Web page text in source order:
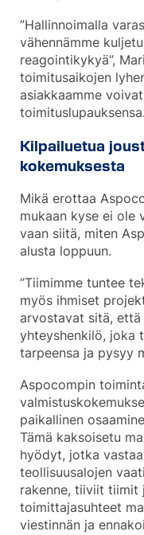
”Hallinnoimalla
vähennämme
reagointikykyä”,
toimitusaikojen
asiakkaamme
Kilpailuetua
kokemuksesta
Mikä erottaa
mukaan kyse ei ole
vaan siitä, miten
alusta loppuun.
”Tiimimme tuntee
myös ihmiset
arvostavat sitä,
yhteyshenkilö, joka
tarpeensa ja pysyy
Aspocompin
paikallinen
Tämä kaksoisetu
hyödyt, jotka
teollisuusalojen
rakenne, tiiviit tiimit
toimittajasuhteet
viestinnän ja